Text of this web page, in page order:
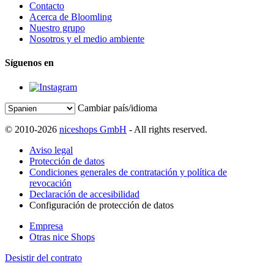
Contacto
Acerca de Bloomling
Nuestro grupo
Nosotros y el medio ambiente
Síguenos en
Cambiar país/idioma
© 2010-2026 niceshops GmbH - All rights reserved.
Aviso legal
Protección de datos
Condiciones generales de contratación y política de
revocación
Declaración de accesibilidad
Configuración de protección de datos
Empresa
Otras nice Shops
Desistir del contrato